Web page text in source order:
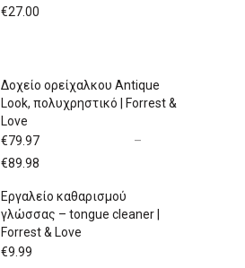
€27.00
Δοχείο ορείχαλκου Antique
Look, πολυχρηστικό | Forrest &
Love
€79.97
–
€89.98
through
Εργαλείο καθαρισμού
γλώσσας – tongue cleaner |
Forrest & Love
€9.99